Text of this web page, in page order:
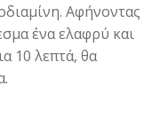
Αφήνοντας
ένα ελαφρύ και
10 λεπτά, θα